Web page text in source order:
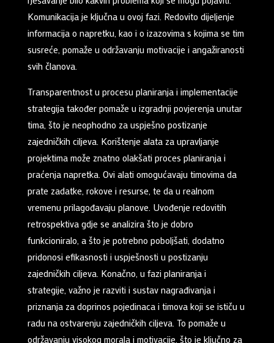
Komunikacija je ključna u ovoj fazi. Redovito dijeljenje
informacija o napretku, kao i o izazovima s kojima se tim
susreće, pomaže u održavanju motivacije i angažiranosti
svih članova.
Transparentnost u procesu planiranja i implementacije
strategija također pomaže u izgradnji povjerenja unutar
tima, što je neophodno za uspješno postizanje
zajedničkih ciljeva. Korištenje alata za upravljanje
projektima može znatno olakšati proces planiranja i
praćenja napretka. Ovi alati omogućavaju timovima da
prate zadatke, rokove i resurse, te da u realnom
vremenu prilagođavaju planove. Uvođenje redovitih
retrospektiva gdje se analizira što je dobro
funkcioniralo, a što je potrebno poboljšati, dodatno
pridonosi efikasnosti i uspješnosti u postizanju
zajedničkih ciljeva. Konačno, u fazi planiranja i
strategije, važno je razviti i sustav nagrađivanja i
priznanja za doprinos pojedinaca i timova koji se ističu u
radu na ostvarenju zajedničkih ciljeva. To pomaže u
održavanju visokog morala i motivacije, što je ključno za